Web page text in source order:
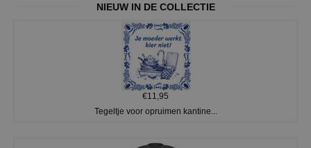
NIEUW IN DE COLLECTIE
€11,95
Tegeltje voor opruimen kantine...